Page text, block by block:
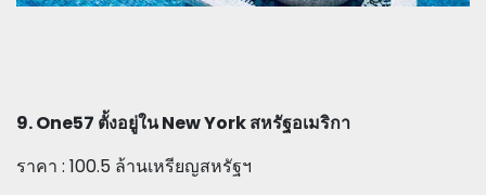
9. One57 ตั้งอยู่ใน New York สหรัฐอเมริกา
ราคา : 100.5 ล้านเหรียญสหรัฐฯ